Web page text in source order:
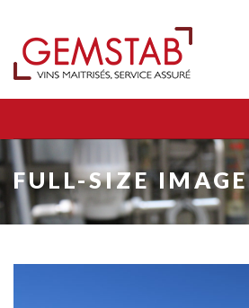
FULL-SIZE IMAGE